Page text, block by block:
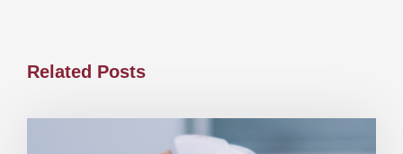
Related Posts